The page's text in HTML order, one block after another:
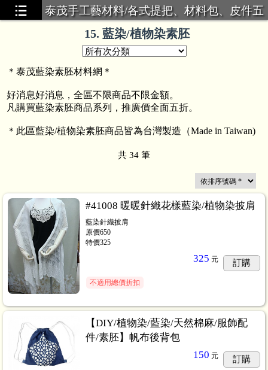
泰茂手工藝材料/各式提把、材料包、皮件五
...56
15. 藍染/植物染素胚
＊泰茂藍染素胚材料網＊
好消息好消息，全區不限商品不限金額。
凡購買藍染素胚商品系列，推廣價全面五折。
＊此區藍染/植物染素胚商品皆為台灣製造（Made in Taiwan)
共 34 筆
#41008 暖暖針織花樣藍染/植物染披肩
藍染針織披肩
原價650
特價325
325 元 訂購
不適用總價折扣
【DIY/植物染/藍染/天然棉麻/服飾配
件/素胚】帆布後背包
150 元 訂購